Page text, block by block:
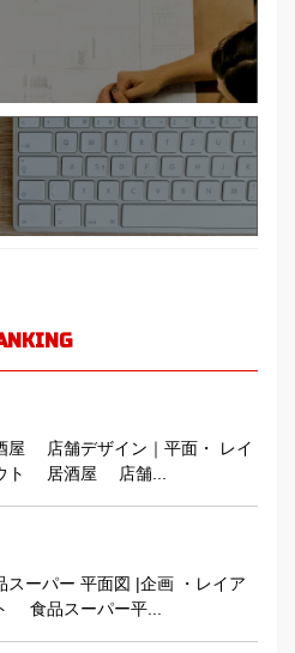
屋 店舗デザイン｜平面・ レイ
ト 居酒屋 店舗...
スーパー 平面図 |企画 ・レイア
食品スーパー平...